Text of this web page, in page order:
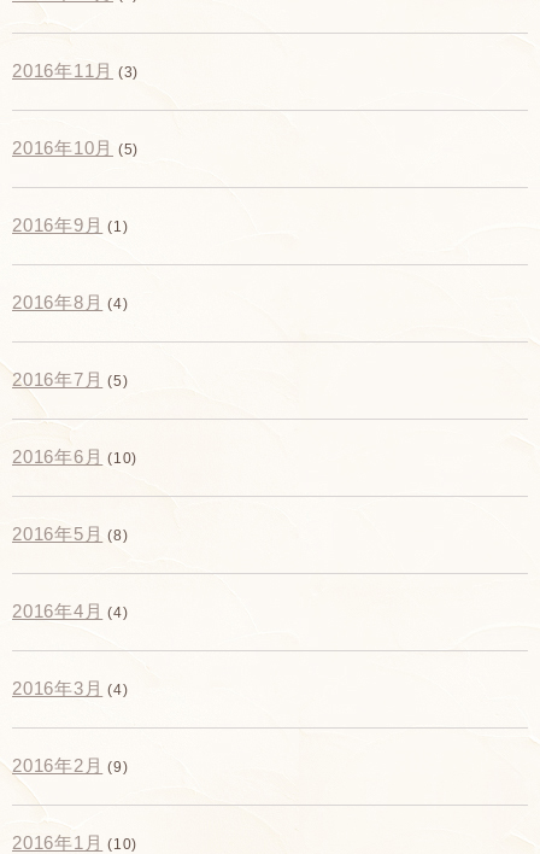
2016年11月 (3)
2016年10月 (5)
2016年9月 (1)
2016年8月 (4)
2016年7月 (5)
2016年6月 (10)
2016年5月 (8)
2016年4月 (4)
2016年3月 (4)
2016年2月 (9)
2016年1月 (10)